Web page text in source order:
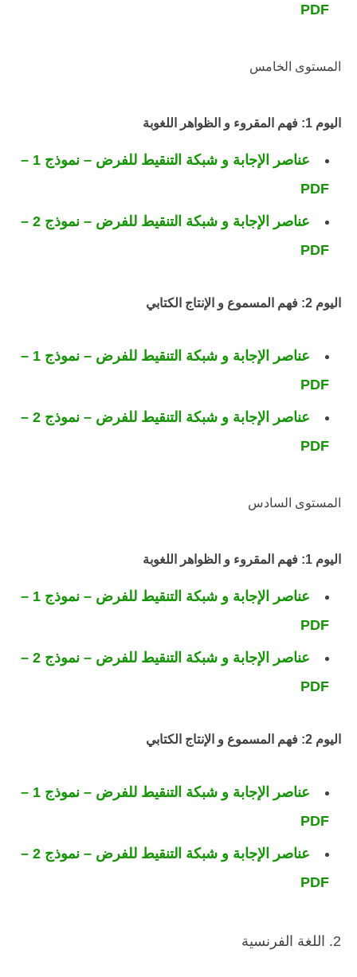
PDF
المستوى الخامس
اليوم 1: فهم المقروء و الظواهر اللغوبة
عناصر الإجابة و شبكة التنقيط للفرض – نموذج 1 –
PDF
عناصر الإجابة و شبكة التنقيط للفرض – نموذج 2 –
PDF
اليوم 2: فهم المسموع و الإنتاج الكتابي
عناصر الإجابة و شبكة التنقيط للفرض – نموذج 1 –
PDF
عناصر الإجابة و شبكة التنقيط للفرض – نموذج 2 –
PDF
المستوى السادس
اليوم 1: فهم المقروء و الظواهر اللغوبة
عناصر الإجابة و شبكة التنقيط للفرض – نموذج 1 –
PDF
عناصر الإجابة و شبكة التنقيط للفرض – نموذج 2 –
PDF
اليوم 2: فهم المسموع و الإنتاج الكتابي
عناصر الإجابة و شبكة التنقيط للفرض – نموذج 1 –
PDF
عناصر الإجابة و شبكة التنقيط للفرض – نموذج 2 –
PDF
2. اللغة الفرنسية